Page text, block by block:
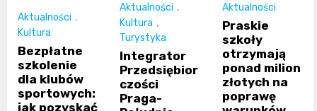
Aktualności ,
Kultura
Bezpłatne
szkolenie
dla klubów
sportowych:
jak pozyskać
Aktualności ,
Kultura ,
Turystyka
Integrator
Przedsiębior
czości
Praga-
Aktualności
Praskie
szkoły
otrzymają
ponad milion
złotych na
poprawę